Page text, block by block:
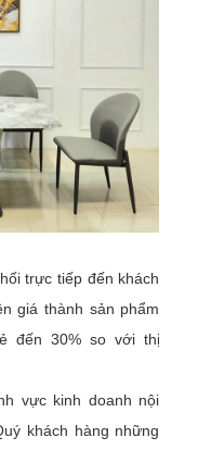
trực tiếp đến khách
giá thành sản phẩm
đến 30% so với thị
vực kinh doanh nội
khách hàng những